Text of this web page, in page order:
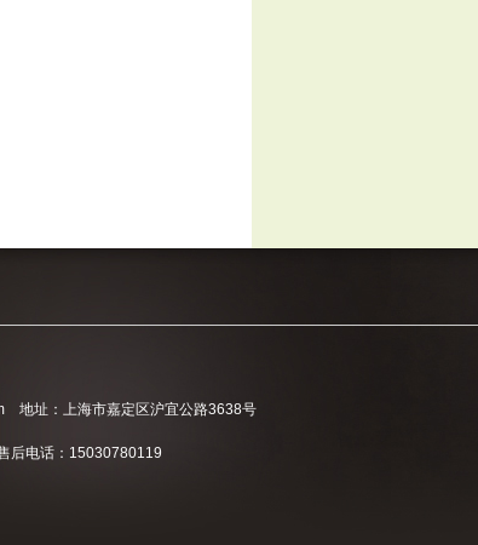
址：上海市嘉定区沪宜公路3638号
电话：15030780119